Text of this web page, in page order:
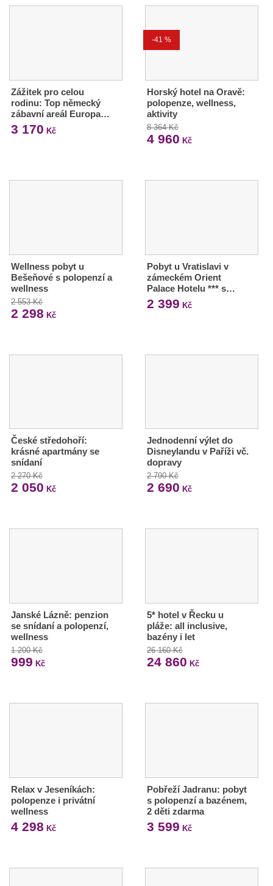
Zážitek pro celou
rodinu: Top německý
zábavní areál Europa…
3 170 Kč
-41 %
Horský hotel na Oravě:
polopenze, wellness,
aktivity
8 364 Kč
4 960 Kč
Wellness pobyt u
Bešeňové s polopenzí a
wellness
2 553 Kč
2 298 Kč
Pobyt u Vratislavi v
zámeckém Orient
Palace Hotelu *** s…
2 399 Kč
České středohoří:
krásné apartmány se
snídaní
2 270 Kč
2 050 Kč
Jednodenní výlet do
Disneylandu v Paříži vč.
dopravy
2 790 Kč
2 690 Kč
Janské Lázně: penzion
se snídaní a polopenzí,
wellness
1 200 Kč
999 Kč
5* hotel v Řecku u
pláže: all inclusive,
bazény i let
26 160 Kč
24 860 Kč
Relax v Jeseníkách:
polopenze i privátní
wellness
4 298 Kč
Pobřeží Jadranu: pobyt
s polopenzí a bazénem,
2 děti zdarma
3 599 Kč